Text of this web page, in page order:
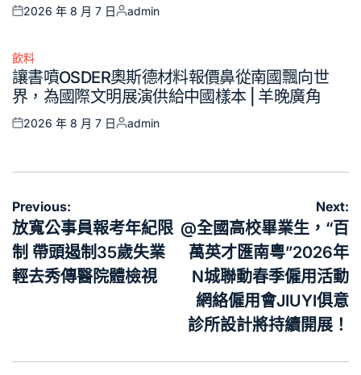
Posted
2026 年 8 月 7 日
Posted
admin
Posted
in
飲料
讓書噴OSDER奧斯德材料報價鼻從南國飄向世
界，為國際文明展演供給中國樣本 | 羊晚廣角
Posted
2026 年 8 月 7 日
Posted
admin
文
章
導
覽
Previous:
放寬公事員報考年紀限
制 帶頭遏制35歲失業
輕去秀傳醫院體檢視
Next:
@全國高校畢業生，“百
萬英才匯南粵”2026年
N城聯動春季僱用活動
網絡僱用會JIUYI俱意
診所設計將持續開展！